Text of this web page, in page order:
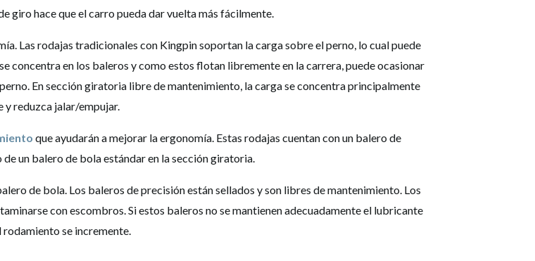
giro hace que el carro pueda dar vuelta más fácilmente.
Las rodajas tradicionales con Kingpin soportan la carga sobre el perno, lo cual puede
concentra en los baleros y como estos flotan libremente en la carrera, puede ocasionar
En sección giratoria libre de mantenimiento, la carga se concentra principalmente
y reduzca jalar/empujar.
que ayudarán a mejorar la ergonomía. Estas rodajas cuentan con un balero de
un balero de bola estándar en la sección giratoria.
de bola. Los baleros de precisión están sellados y son libres de mantenimiento. Los
con escombros. Si estos baleros no se mantienen adecuadamente el lubricante
rodamiento se incremente.